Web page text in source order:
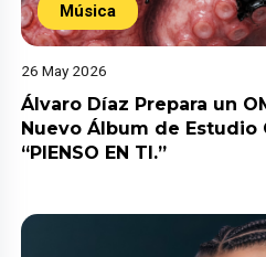
Música
26 May 2026
Álvaro Díaz Prepara un
Nuevo Álbum de Estudio
“PIENSO EN TI.”